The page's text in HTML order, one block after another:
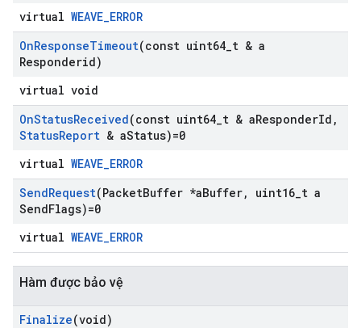
virtual WEAVE_ERROR
OnResponseTimeout(const uint64 t & a
Responderid)
virtual void
OnStatusReceived(const uint64 t & aResponderId ,
StatusReport & aStatus)=0
virtual WEAVE_ERROR
SendRequest(PacketBuffer *aBuffer, uint16 t a
SendFlags)=0
virtual WEAVE_ERROR
Hàm được bảo vệ
Finalize(void)